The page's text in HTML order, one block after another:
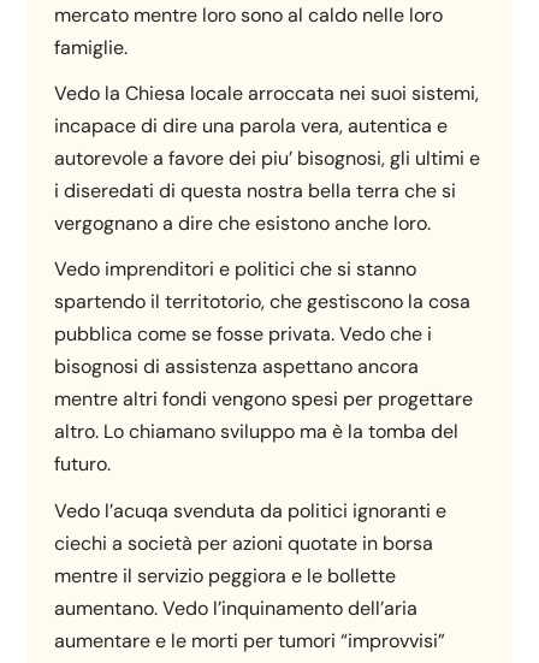
mercato mentre loro sono al caldo nelle loro
famiglie.
Vedo la Chiesa locale arroccata nei suoi sistemi,
incapace di dire una parola vera, autentica e
autorevole a favore dei piu’ bisognosi, gli ultimi e
i diseredati di questa nostra bella terra che si
vergognano a dire che esistono anche loro.
Vedo imprenditori e politici che si stanno
spartendo il territotorio, che gestiscono la cosa
pubblica come se fosse privata. Vedo che i
bisognosi di assistenza aspettano ancora
mentre altri fondi vengono spesi per progettare
altro. Lo chiamano sviluppo ma è la tomba del
futuro.
Vedo l’acuqa svenduta da politici ignoranti e
ciechi a società per azioni quotate in borsa
mentre il servizio peggiora e le bollette
aumentano. Vedo l’inquinamento dell’aria
aumentare e le morti per tumori “improvvisi”